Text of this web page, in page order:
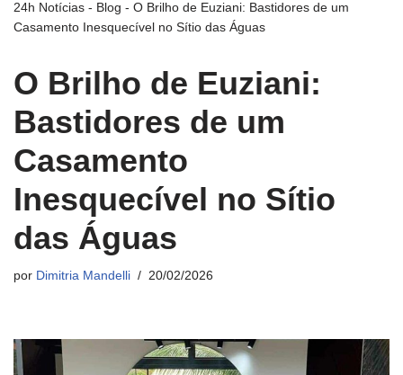
24h Notícias - Blog - O Brilho de Euziani: Bastidores de um
Casamento Inesquecível no Sítio das Águas
O Brilho de Euziani:
Bastidores de um
Casamento
Inesquecível no Sítio
das Águas
por Dimitria Mandelli 20/02/2026